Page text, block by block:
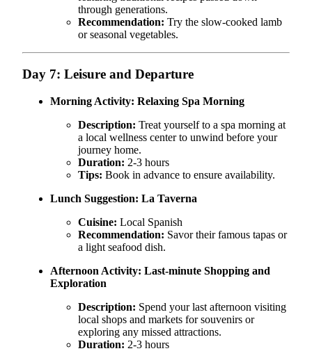
through generations.
Recommendation: Try the slow-cooked lamb
or seasonal vegetables.
Day 7: Leisure and Departure
Morning Activity: Relaxing Spa Morning
Description: Treat yourself to a spa morning at
a local wellness center to unwind before your
journey home.
Duration: 2-3 hours
Tips: Book in advance to ensure availability.
Lunch Suggestion: La Taverna
Cuisine: Local Spanish
Recommendation: Savor their famous tapas or
a light seafood dish.
Afternoon Activity: Last-minute Shopping and
Exploration
Description: Spend your last afternoon visiting
local shops and markets for souvenirs or
exploring any missed attractions.
Duration: 2-3 hours